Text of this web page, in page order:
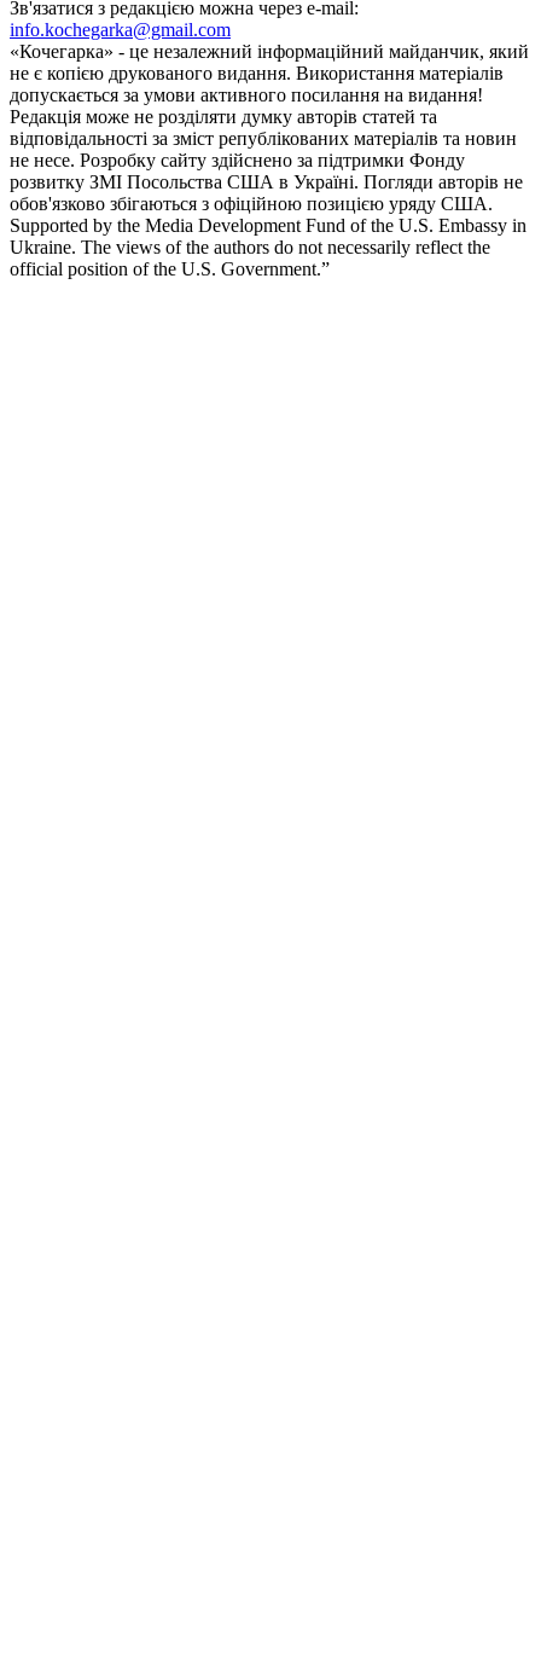
Зв'язатися з редакцією можна через e-mail:
info.kochegarka@gmail.com
«Кочегарка» - це незалежний інформаційний майданчик, який
не є копією друкованого видання. Використання матеріалів
допускається за умови активного посилання на видання!
Редакція може не розділяти думку авторів статей та
відповідальності за зміст републікованих матеріалів та новин
не несе. Розробку сайту здійснено за підтримки Фонду
розвитку ЗМІ Посольства США в Україні. Погляди авторів не
обов'язково збігаються з офіційною позицією уряду США.
Supported by the Media Development Fund of the U.S. Embassy in
Ukraine. The views of the authors do not necessarily reflect the
official position of the U.S. Government.”